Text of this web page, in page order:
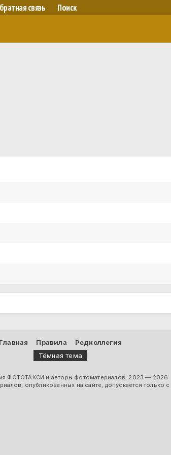
связь Поиск
Главная Правила
Редколлегия
Тёмная тема
ФОТОТАКСИ и авторы фотоматериалов, 2023 — 2026
опубликованных на сайте, допускается только